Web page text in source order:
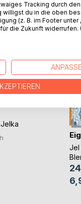
Jelka
Jel
Tracking durch
willigst du in die oben
(z. B. im Footer unter
die Zukunft widerrufen.